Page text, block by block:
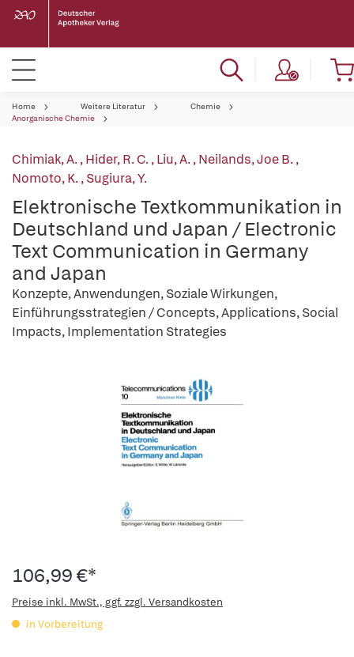
Home Weitere Literatur
Chemie
Anorganische Chemie
Chimiak, A.,Hider, R. C.,Liu, A.,Neilands, Joe B.,
Nomoto, K.,Sugiura, Y.
Elektronische Textkommunikation in
Deutschland und Japan / Electronic
Text Communication in Germany
and Japan
Konzepte, Anwendungen, Soziale Wirkungen,
Einführungsstrategien / Concepts, Applications, Social
Impacts, Implementation Strategies
106,99 €*
Preise inkl. MwSt., ggf. zzgl. Versandkosten
in Vorbereitung